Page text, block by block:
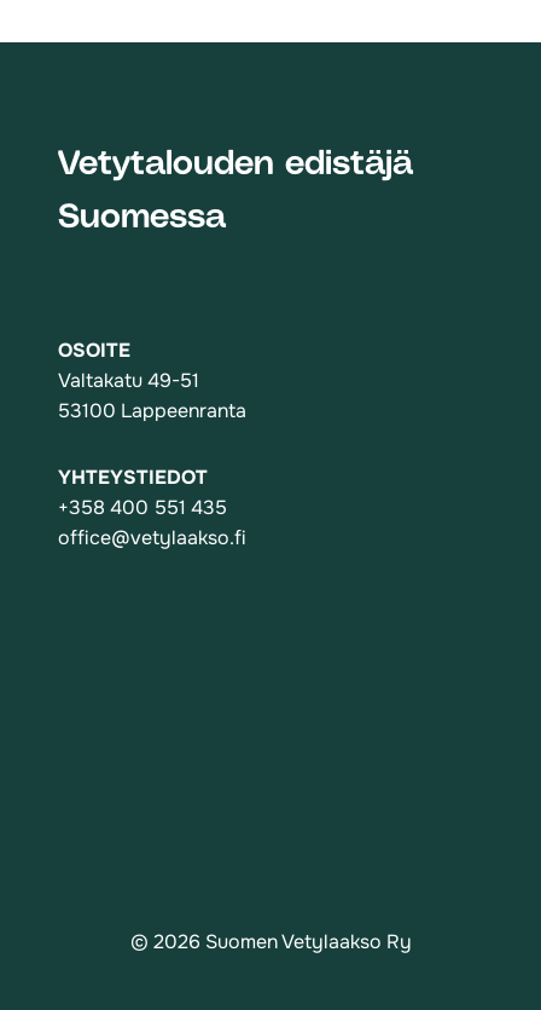
Vetytalouden edistäjä
Suomessa
OSOITE
Valtakatu 49-51
53100 Lappeenranta
YHTEYSTIEDOT
+358 400 551 435
office@vetylaakso.fi
© 2026 Suomen Vetylaakso Ry